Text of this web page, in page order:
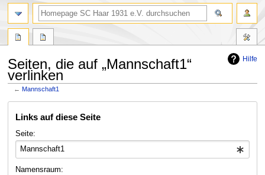
Hilfe
Seiten, die auf „Mannschaft1“
verlinken
←Mannschaft1
Navigation
Suche
Links auf diese Seite
Seite:
Namensraum:
Suche